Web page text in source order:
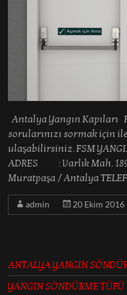
Antalya Yangın Kapıları
sorularınızı sormak için
ulaşabilirsiniz. FSM
ADRES : Varlık Mah.
Muratpaşa / Antalya
admin 20 Ekim 2016
ANTALYA YANGIN
YANGIN SÖNDÜRME TÜPÜ